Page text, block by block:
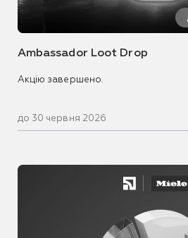
Ambassador Loot Drop
Акцію завершено.
до 30 червня 2026